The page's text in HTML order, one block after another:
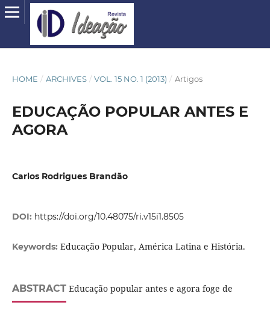
HOME / ARCHIVES / VOL. 15 NO. 1 (2013) / Artigos
EDUCAÇÃO POPULAR ANTES E
AGORA
Carlos Rodrigues Brandão
DOI: https://doi.org/10.48075/ri.v15i1.8505
Keywords: Educação Popular, América Latina e História.
ABSTRACTEducação popular antes e agora foge de